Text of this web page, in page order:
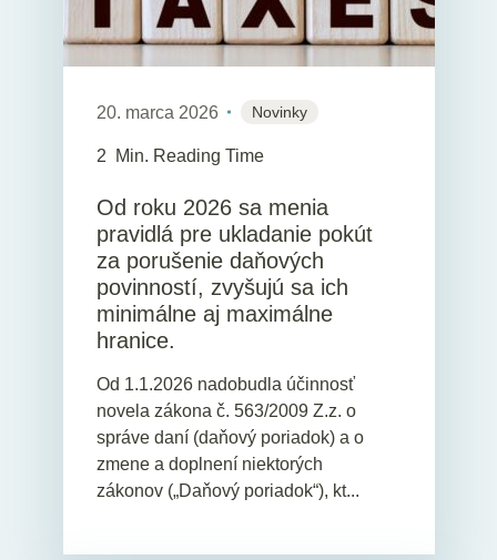
20. marca 2026 Novinky
2 Min. Reading Time
Od roku 2026 sa menia
pravidlá pre ukladanie pokút
za porušenie daňových
povinností, zvyšujú sa ich
minimálne aj maximálne
hranice.
Od 1.1.2026 nadobudla účinnosť
novela zákona č. 563/2009 Z.z. o
správe daní (daňový poriadok) a o
zmene a doplnení niektorých
zákonov („Daňový poriadok“), kt...